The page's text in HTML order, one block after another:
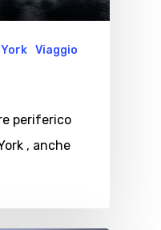
York Viaggio
periferico
, anche